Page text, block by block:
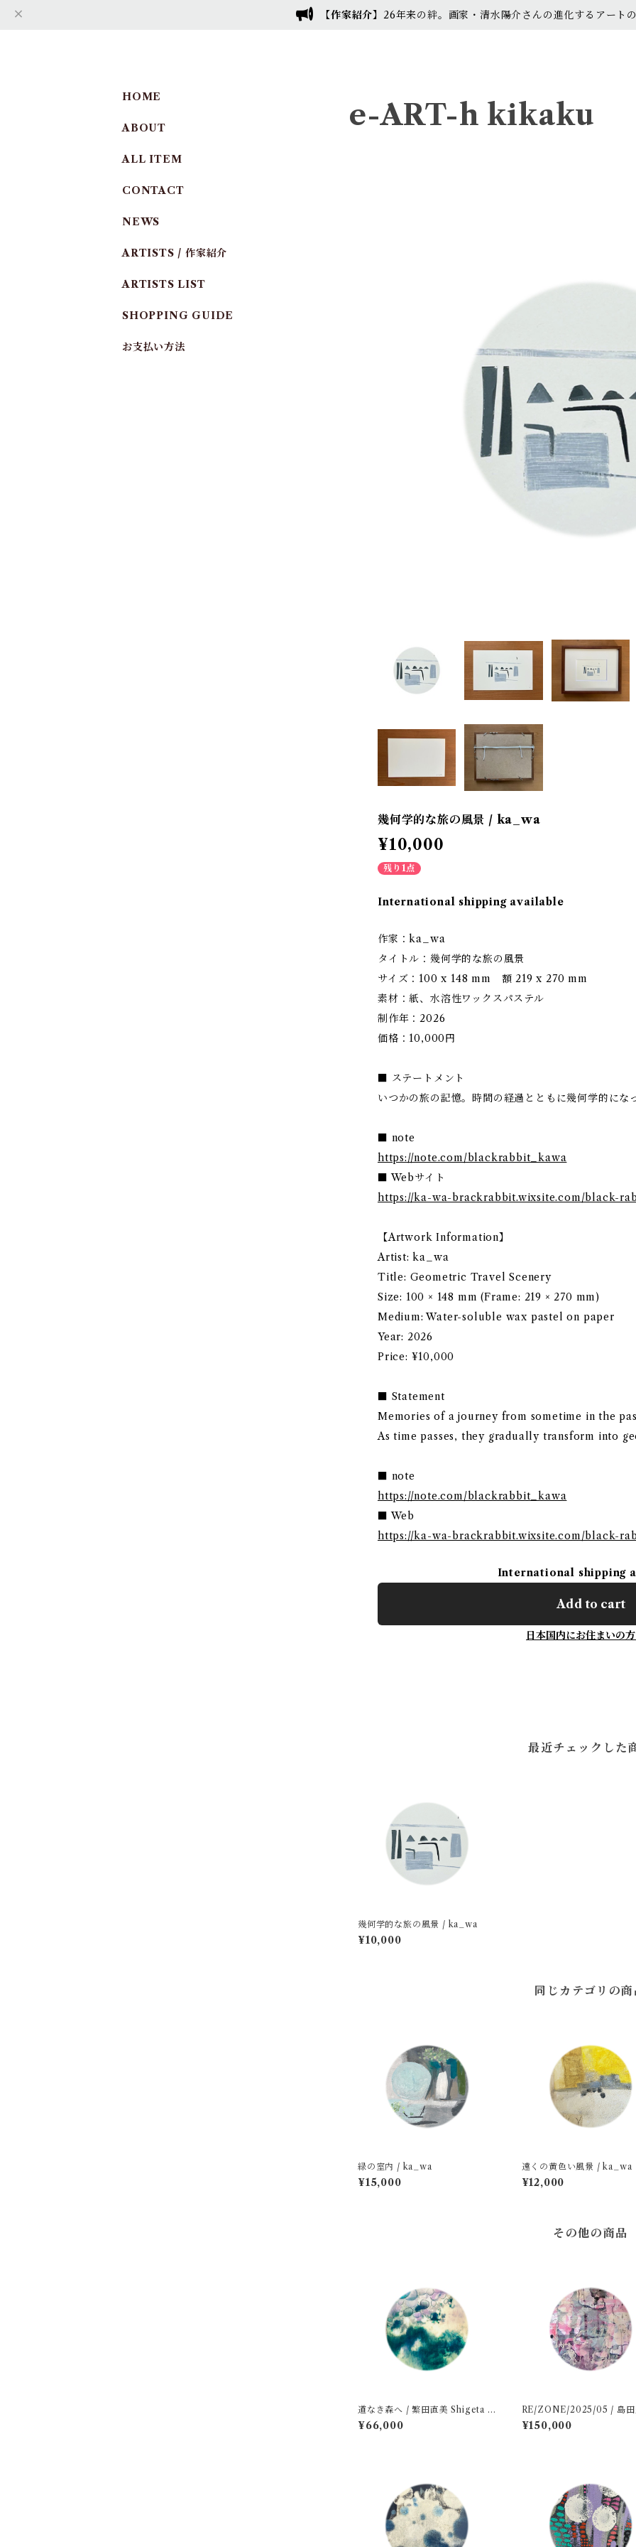
【作家紹介】26年来の絆。画家・清水陽介さんの進化するアート
e-ART-h kikaku
幾何学的な旅の風景 / ka_wa
¥10,000
残り1点
International shipping available
作家：ka_wa
タイトル：幾何学的な旅の風景
サイズ：100 x 148 mm 額 219 x 270 mm
素材：紙、水溶性ワックスパステル
制作年：2026
価格：10,000円
■ ステートメント
いつかの旅の記憶。時間の経過とともに幾何学的にな
■ note
https://note.com/blackrabbit_kawa
■ Webサイト
https://ka-wa-brackrabbit.wixsite.com/black-
【Artwork Information】
Artist: ka_wa
Title: Geometric Travel Scenery
Size: 100 × 148 mm (Frame: 219 × 270 mm)
Medium: Water-soluble wax pastel on paper
Year: 2026
Price: ¥10,000
■ Statement
Memories of a journey from sometime in the
As time passes, they gradually transform into
■ note
https://note.com/blackrabbit_kawa
■ Web
https://ka-wa-brackrabbit.wixsite.com/black-
International shipping
Add to cart
日本国内にお住まいの
最近チェックした
幾何学的な旅の風景 / ka_wa
¥10,000
同じカテゴリの
緑の室内 / ka_wa
¥15,000
遠くの黄色い風景 / ka_wa
¥12,000
その他の商品
道なき森へ / 繁田直美 Shigeta N
aomi
¥66,000
RE/ZONE/2025/05 / 島田豊実
Shimada Toyomi
¥150,000
HOME
ABOUT
ALL ITEM
CONTACT
NEWS
ARTISTS / 作家紹介
ARTISTS LIST
SHOPPING GUIDE
お支払い方法